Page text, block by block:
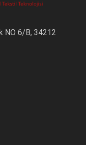
NO 6/B, 34212